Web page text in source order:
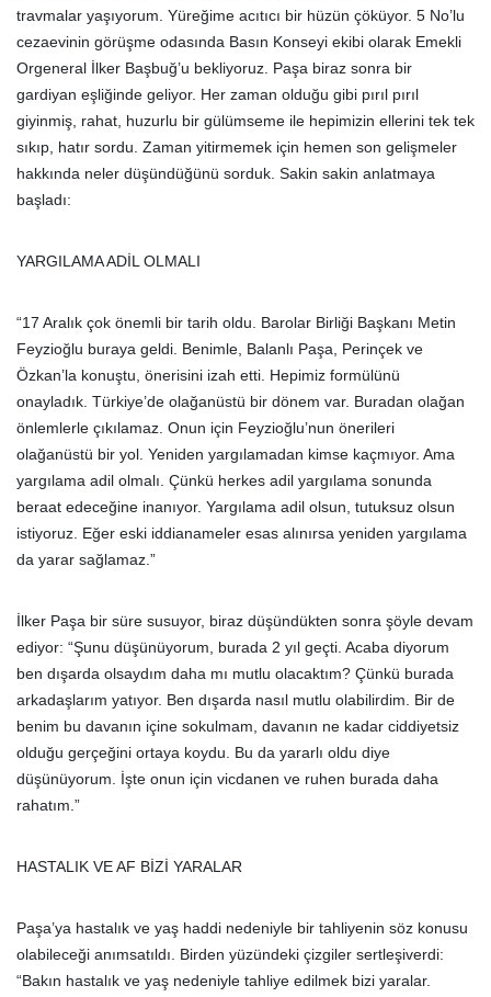
travmalar yaşıyorum. Yüreğime acıtıcı bir hüzün çöküyor. 5 No’lu
cezaevinin görüşme odasında Basın Konseyi ekibi olarak Emekli
Orgeneral İlker Başbuğ’u bekliyoruz. Paşa biraz sonra bir
gardiyan eşliğinde geliyor. Her zaman olduğu gibi pırıl pırıl
giyinmiş, rahat, huzurlu bir gülümseme ile hepimizin ellerini tek tek
sıkıp, hatır sordu. Zaman yitirmemek için hemen son gelişmeler
hakkında neler düşündüğünü sorduk. Sakin sakin anlatmaya
başladı:
YARGILAMA ADİL OLMALI
“17 Aralık çok önemli bir tarih oldu. Barolar Birliği Başkanı Metin
Feyzioğlu buraya geldi. Benimle, Balanlı Paşa, Perinçek ve
Özkan’la konuştu, önerisini izah etti. Hepimiz formülünü
onayladık. Türkiye’de olağanüstü bir dönem var. Buradan olağan
önlemlerle çıkılamaz. Onun için Feyzioğlu’nun önerileri
olağanüstü bir yol. Yeniden yargılamadan kimse kaçmıyor. Ama
yargılama adil olmalı. Çünkü herkes adil yargılama sonunda
beraat edeceğine inanıyor. Yargılama adil olsun, tutuksuz olsun
istiyoruz. Eğer eski iddianameler esas alınırsa yeniden yargılama
da yarar sağlamaz.”
İlker Paşa bir süre susuyor, biraz düşündükten sonra şöyle devam
ediyor: “Şunu düşünüyorum, burada 2 yıl geçti. Acaba diyorum
ben dışarda olsaydım daha mı mutlu olacaktım? Çünkü burada
arkadaşlarım yatıyor. Ben dışarda nasıl mutlu olabilirdim. Bir de
benim bu davanın içine sokulmam, davanın ne kadar ciddiyetsiz
olduğu gerçeğini ortaya koydu. Bu da yararlı oldu diye
düşünüyorum. İşte onun için vicdanen ve ruhen burada daha
rahatım.”
HASTALIK VE AF BİZİ YARALAR
Paşa’ya hastalık ve yaş haddi nedeniyle bir tahliyenin söz konusu
olabileceği anımsatıldı. Birden yüzündeki çizgiler sertleşiverdi:
“Bakın hastalık ve yaş nedeniyle tahliye edilmek bizi yaralar.